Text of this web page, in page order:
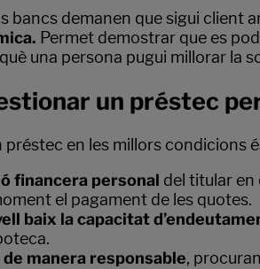
bancs demanen que sigui client
Permet demostrar que es
una persona pugui millorar la
un préstec
préstec en les millors condicions
financera personal del titular en
el pagament de les quotes.
baix la capacitat
manera responsable,